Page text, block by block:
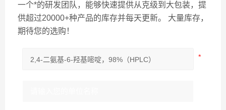
一个*的研发团队，能够快速提供从克级到大包装，提
供超过20000+种产品的库存并每天更新。 大量库存，
期待您的选购！